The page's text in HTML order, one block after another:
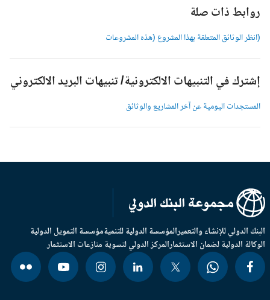
روابط ذات صلة
(انظر الوثائق المتعلقة بهذا المشروع (هذه المشروعات
إشترك في التنبيهات الالكترونية/ تنبيهات البريد الالكتروني
المستجدات اليومية عن آخر المشاريع والوثائق
الدولي للإنشاء والتعميرالمؤسسة الدولية للتنميةمؤسسة التمويل الدولية
الدولية لضمان الاستثمارالمركز الدولي لتسوية منازعات الاستثمار